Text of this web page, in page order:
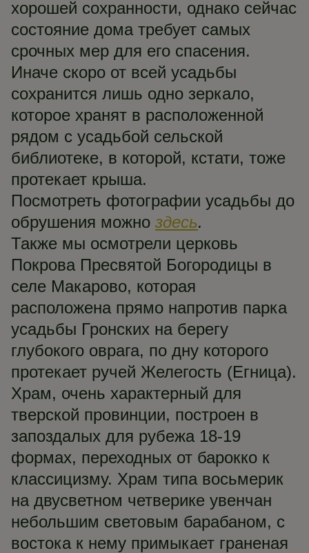
хорошей сохранности, однако сейчас
состояние дома требует самых
срочных мер для его спасения.
Иначе скоро от всей усадьбы
сохранится лишь одно зеркало,
которое хранят в расположенной
рядом с усадьбой сельской
библиотеке, в которой, кстати, тоже
протекает крыша.
Посмотреть фотографии усадьбы до
обрушения можно здесь.
Также мы осмотрели церковь
Покрова Пресвятой Богородицы в
селе Макарово, которая
расположена прямо напротив парка
усадьбы Гронских на берегу
глубокого оврага, по дну которого
протекает ручей Желегость (Егница).
Храм, очень характерный для
тверской провинции, построен в
запоздалых для рубежа 18-19
формах, переходных от барокко к
классицизму. Храм типа восьмерик
на двусветном четверике увенчан
небольшим световым барабаном, с
востока к нему примыкает граненая